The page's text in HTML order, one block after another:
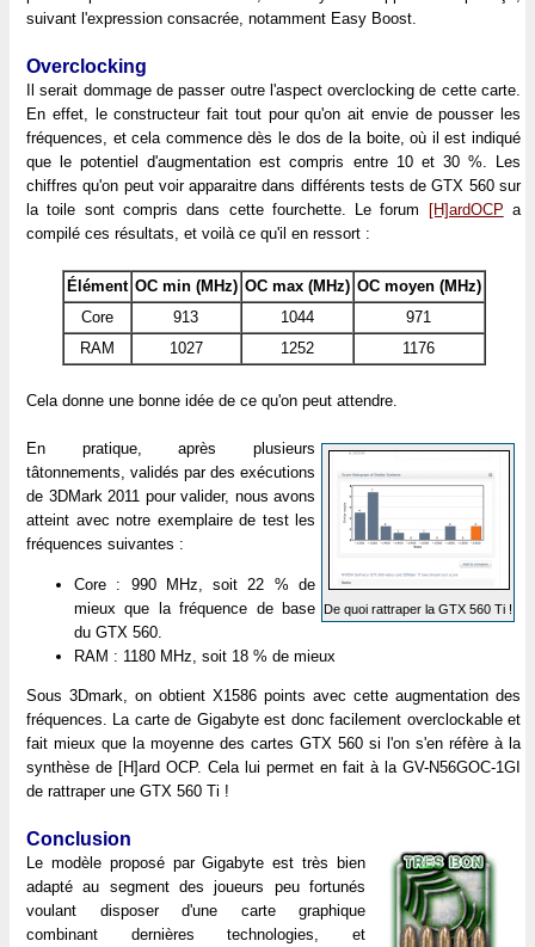
suivant l'expression consacrée, notamment Easy Boost.
Overclocking
Il serait dommage de passer outre l'aspect overclocking de cette carte.
En effet, le constructeur fait tout pour qu'on ait envie de pousser les
fréquences, et cela commence dès le dos de la boite, où il est indiqué
que le potentiel d'augmentation est compris entre 10 et 30 %. Les
chiffres qu'on peut voir apparaitre dans différents tests de GTX 560 sur
la toile sont compris dans cette fourchette. Le forum
[H]ardOCP a
compilé ces résultats, et voilà ce qu'il en ressort :
Élément OC min (MHz) OC max (MHz) OC moyen (MHz)
Core
913 1044
971
RAM
1027 1252 1176
Cela donne une bonne idée de ce qu'on peut attendre.
De quoi rattraper la GTX 560 Ti !
En pratique, après plusieurs
tâtonnements, validés par des exécutions
de 3DMark 2011 pour valider, nous avons
atteint avec notre exemplaire de test les
fréquences suivantes :
Core : 990 MHz, soit 22 % de
mieux que la fréquence de base
du GTX 560.
RAM : 1180 MHz, soit 18 % de mieux
Sous 3Dmark, on obtient X1586 points avec cette augmentation des
fréquences. La carte de Gigabyte est donc facilement overclockable et
fait mieux que la moyenne des cartes GTX 560 si l'on s'en réfère à la
synthèse de [H]ard OCP. Cela lui permet en fait à la GV-N56GOC-1GI
de rattraper une GTX 560 Ti !
Conclusion
Le modèle proposé par Gigabyte est très bien
adapté au segment des joueurs peu fortunés
voulant disposer d'une carte graphique
combinant dernières technologies, et